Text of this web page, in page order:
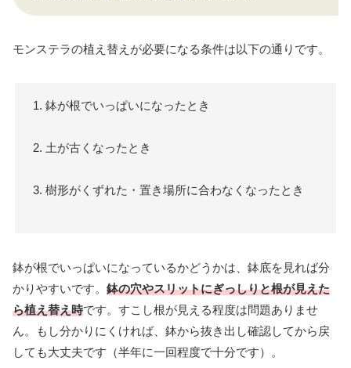
モンステラの植え替えが必要になる条件は以下の通りです。
1. 鉢が根でいっぱいになったとき
2. 土が古くなったとき
3. 樹形がくずれた・置き場所に合わなくなったとき
鉢が根でいっぱいになっているかどうかは、鉢底を見れば分
かりやすいです。 鉢の穴やスリットにぎっしりと根が見えた
ら植え替え時です。すこし根が見える程度は問題ありませ
ん。もし分かりにくければ、鉢から抜き出し確認してから戻
しても大丈夫です（半年に一回程度で十分です）。